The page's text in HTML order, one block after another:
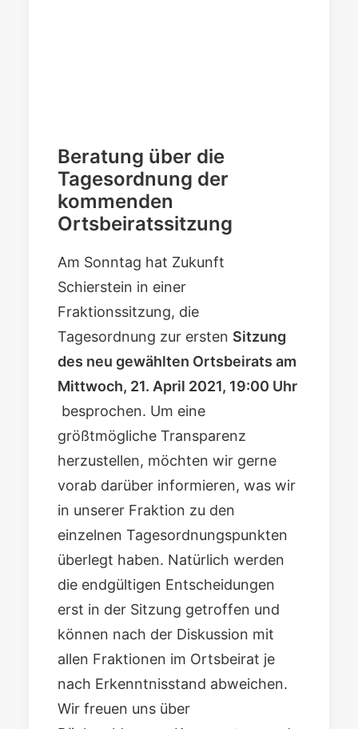
Beratung über die
Tagesordnung der
kommenden
Ortsbeiratssitzung
Am Sonntag hat Zukunft
Schierstein in einer
Fraktionssitzung, die
Tagesordnung zur ersten Sitzung
des neu gewählten Ortsbeirats am
Mittwoch, 21. April 2021, 19:00 Uhr
besprochen. Um eine
größtmögliche Transparenz
herzustellen, möchten wir gerne
vorab darüber informieren, was wir
in unserer Fraktion zu den
einzelnen Tagesordnungspunkten
überlegt haben. Natürlich werden
die endgültigen Entscheidungen
erst in der Sitzung getroffen und
können nach der Diskussion mit
allen Fraktionen im Ortsbeirat je
nach Erkenntnisstand abweichen.
Wir freuen uns über